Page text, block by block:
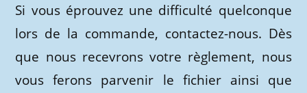
Si vous éprouvez une difficulté quelconque
lors de la commande, contactez-nous. Dès
que nous recevrons votre règlement, nous
vous ferons parvenir le fichier ainsi que